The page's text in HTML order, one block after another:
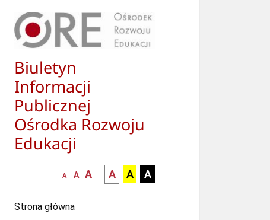
Biuletyn
Informacji
Publicznej
Ośrodka Rozwoju
Edukacji
mniejsza
A
normalna
A
większa-
czcionka
A
kontrast
czarny
A
kontrast
czarny
A
kontrast
żółty
A
Strona główna